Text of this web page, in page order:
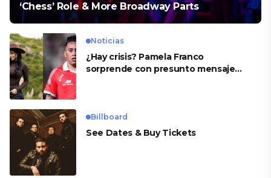
‘Chess’ Role & More Broadway Parts
Noticias
¿Hay crisis? Pamela Franco
sorprende con presunto mensaje
Billboard
See Dates & Buy Tickets